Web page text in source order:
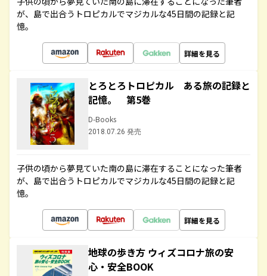
が、島で出合うトロピカルでマジカルな45日間の記録と記
憶。
詳細を見る
とろとろトロピカル ある旅の記録と
記憶。 第5巻
D-Books
2018.07.26 発売
子供の頃から夢見ていた南の島に滞在することになった筆者
が、島で出合うトロピカルでマジカルな45日間の記録と記
憶。
詳細を見る
地球の歩き方 ウィズコロナ旅の安
心・安全BOOK